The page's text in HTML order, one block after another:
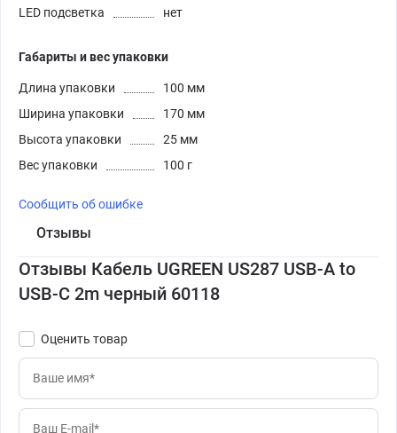
LED подсветка нет
Габариты и вес упаковки
Длина упаковки
100 мм
Ширина упаковки
170 мм
Высота упаковки
25 мм
Вес упаковки
100 г
Сообщить об ошибке
Отзывы
Отзывы Кабель UGREEN US287 USB-A to
USB-C 2m черный 60118
Оценить товар